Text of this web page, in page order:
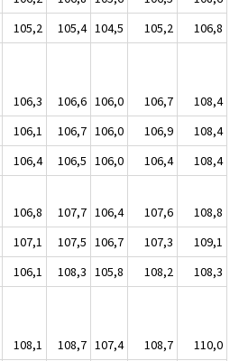
105,2 105,4 104,5 105,2
106,8
106,3 106,6 106,0 106,7
108,4
106,1 106,7 106,0 106,9
108,4
106,4 106,5 106,0 106,4
108,4
106,8 107,7 106,4 107,6
108,8
107,1 107,5 106,7 107,3
109,1
106,1 108,3 105,8 108,2
108,3
108,1 108,7 107,4 108,7
110,0